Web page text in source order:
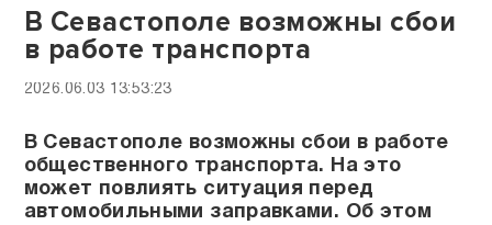
В Севастополе возможны сбои
в работе транспорта
2026.06.03 13:53:23
В Севастополе возможны сбои в работе
общественного транспорта. На это
может повлиять ситуация перед
автомобильными заправками. Об этом